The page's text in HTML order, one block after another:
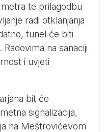
te prilagodbu
radi otklanjanja
tunel će biti
na sanaciji
i uvjeti
bit će
signalizacija,
na Meštrovićevom